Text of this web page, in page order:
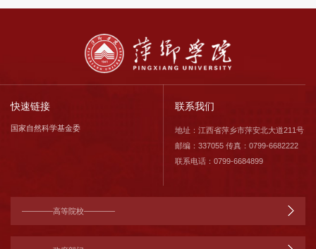
快速链接
国家自然科学基金委
联系我们
地址：江西省萍乡市萍安北大道211号
邮编：337055 传真：0799-6682222
联系电话：0799-6684899
————高等院校————